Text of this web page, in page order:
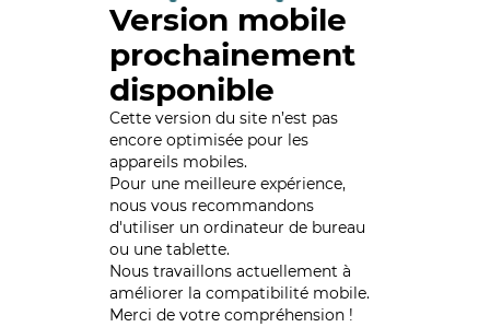
Version mobile
prochainement
disponible
Cette version du site n’est pas
encore optimisée pour les
appareils mobiles.
Pour une meilleure expérience,
nous vous recommandons
d'utiliser un ordinateur de bureau
ou une tablette.
Nous travaillons actuellement à
améliorer la compatibilité mobile.
Merci de votre compréhension !